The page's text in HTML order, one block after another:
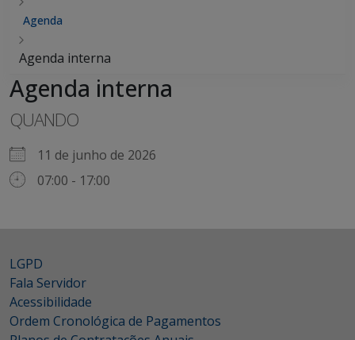
Agenda
Agenda interna
Agenda interna
QUANDO
11 de junho de 2026
07:00 - 17:00
LGPD
Fala Servidor
Acessibilidade
Ordem Cronológica de Pagamentos